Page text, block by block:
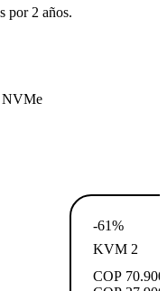
por 2 años.
NVMe
-61%
KVM 2
COP 70.900